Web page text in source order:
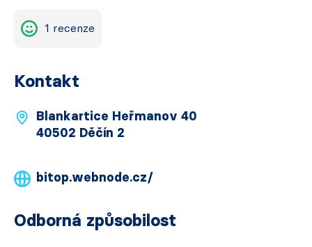
1 recenze
Kontakt
Blankartice Heřmanov 40
40502 Děčín 2
bitop.webnode.cz/
Odborná způsobilost